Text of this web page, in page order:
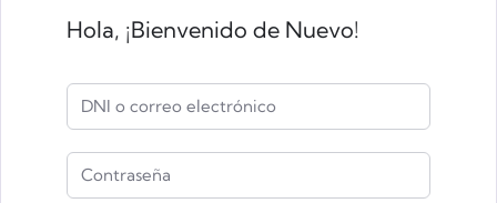
Hola, ¡Bienvenido de Nuevo!